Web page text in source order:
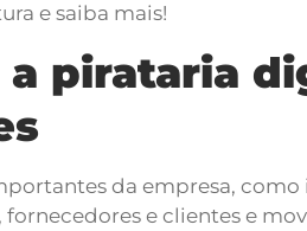
e saiba mais!
a pirataria
da empresa,
e clientes e